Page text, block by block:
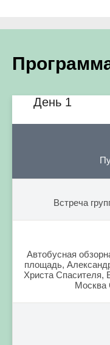
День 1
Встреча
Автобусная
площадь,
Христа Спасителя,
Москва